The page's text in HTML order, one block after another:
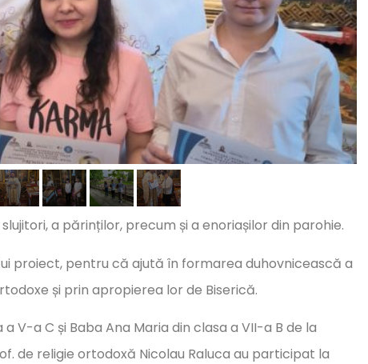
a părinților, precum și a enoriașilor din parohie.
proiect, pentru că ajută în formarea duhovnicească a
și prin apropierea lor de Biserică.
V-a C și Baba Ana Maria din clasa a VII-a B de la
de religie ortodoxă Nicolau Raluca au participat la